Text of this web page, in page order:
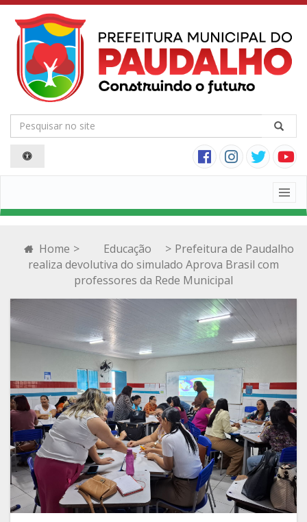
Home > Educação > Prefeitura de Paudalho
realiza devolutiva do simulado Aprova Brasil com
professores da Rede Municipal